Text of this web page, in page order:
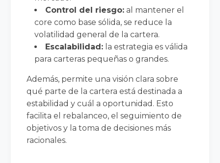
Control del riesgo: al mantener el
core como base sólida, se reduce la
volatilidad general de la cartera.
Escalabilidad: la estrategia es válida
para carteras pequeñas o grandes.
Además, permite una visión clara sobre
qué parte de la cartera está destinada a
estabilidad y cuál a oportunidad. Esto
facilita el rebalanceo, el seguimiento de
objetivos y la toma de decisiones más
racionales.